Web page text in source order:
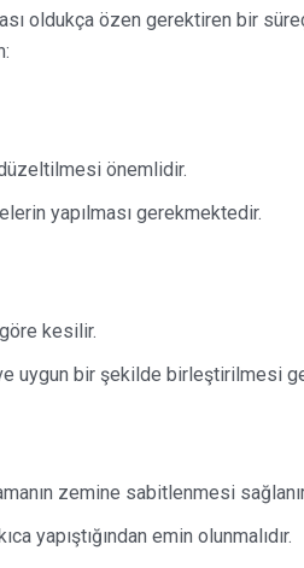
oldukça özen gerektiren bir
önemlidir.
yapılması gerekmektedir.
kesilir.
uygun bir şekilde birleştirilmesi
zemine sabitlenmesi
yapıştığından emin olunmalıdır.